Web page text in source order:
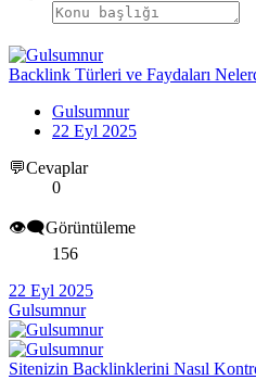
Backlink Türleri ve Faydaları
Gulsumnur
22 Eyl 2025
💬Cevaplar
0
👁️‍🗨️Görüntüleme
156
22 Eyl 2025
Gulsumnur
Sitenizin Backlinklerini Nasıl